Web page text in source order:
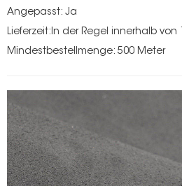
Angepasst: Ja
Lieferzeit:In der Regel innerhalb von
Mindestbestellmenge: 500 Meter